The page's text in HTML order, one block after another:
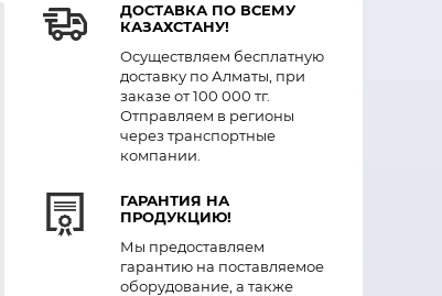
ДОСТАВКА ПО ВСЕМУ
КАЗАХСТАНУ!
Осуществляем бесплатную
доставку по Алматы, при
заказе от 100 000 тг.
Отправляем в регионы
через транспортные
компании.
ГАРАНТИЯ НА
ПРОДУКЦИЮ!
Мы предоставляем
гарантию на поставляемое
оборудование, а также